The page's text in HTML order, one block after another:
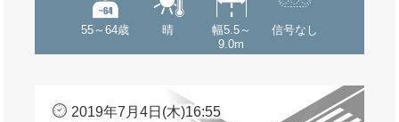
55～64歳 晴
幅5.5～
9.0m
信号なし
2019年7月4日(木)16:55